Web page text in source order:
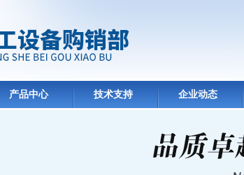
产品中心 技术支持 企业动态